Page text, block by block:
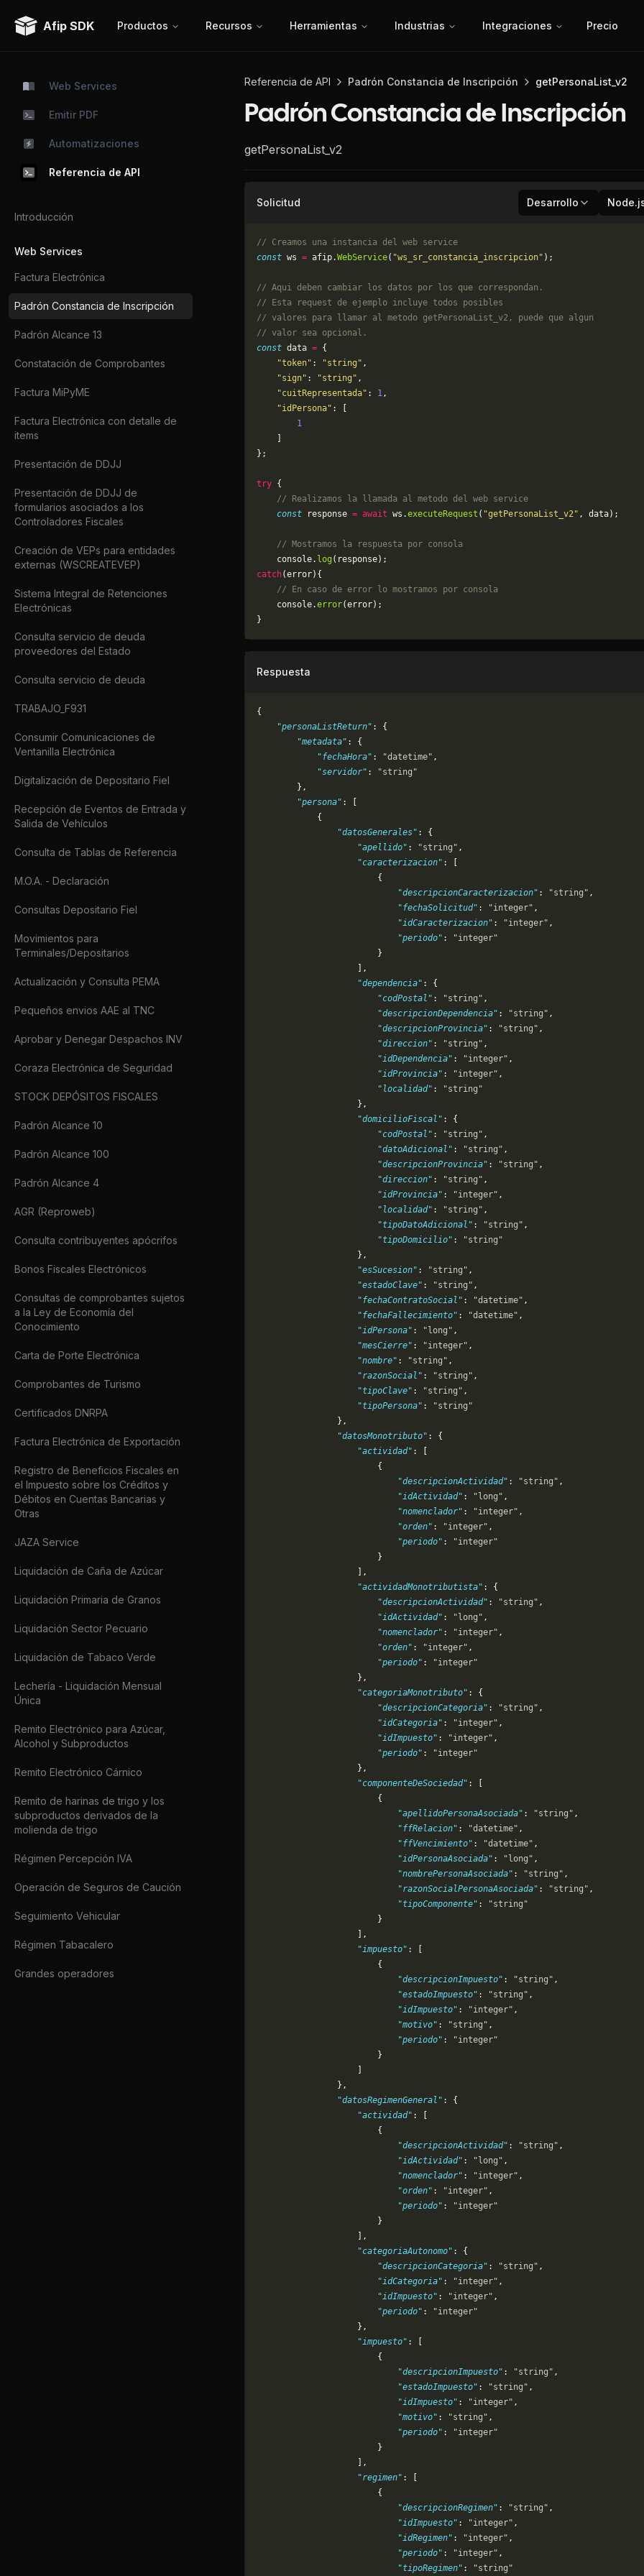
Afip SDK Productos Recursos Herramientas Industrias Integraciones Precio
Web Services
Emitir PDF
Automatizaciones
Referencia de API
Introducción
Web Services
Factura Electrónica
Padrón Constancia de Inscripción
Padrón Alcance 13
Constatación de Comprobantes
Factura MiPyME
Factura Electrónica con detalle de
items
Presentación de DDJJ
Presentación de DDJJ de
formularios asociados a los
Controladores Fiscales
Creación de VEPs para entidades
externas (WSCREATEVEP)
Sistema Integral de Retenciones
Electrónicas
Consulta servicio de deuda
proveedores del Estado
Consulta servicio de deuda
TRABAJO_F931
Consumir Comunicaciones de
Ventanilla Electrónica
Digitalización de Depositario Fiel
Recepción de Eventos de Entrada y
Salida de Vehículos
Consulta de Tablas de Referencia
M.O.A. - Declaración
Consultas Depositario Fiel
Movimientos para
Terminales/Depositarios
Actualización y Consulta PEMA
Pequeños envios AAE al TNC
Aprobar y Denegar Despachos INV
Coraza Electrónica de Seguridad
STOCK DEPÓSITOS FISCALES
Padrón Alcance 10
Padrón Alcance 100
Padrón Alcance 4
AGR (Reproweb)
Consulta contribuyentes apócrifos
Bonos Fiscales Electrónicos
Consultas de comprobantes sujetos
a la Ley de Economía del
Conocimiento
Carta de Porte Electrónica
Comprobantes de Turismo
Certificados DNRPA
Factura Electrónica de Exportación
Registro de Beneficios Fiscales en
el Impuesto sobre los Créditos y
Débitos en Cuentas Bancarias y
Otras
JAZA Service
Liquidación de Caña de Azúcar
Liquidación Primaria de Granos
Liquidación Sector Pecuario
Liquidación de Tabaco Verde
Lechería - Liquidación Mensual
Única
Remito Electrónico para Azúcar,
Alcohol y Subproductos
Remito Electrónico Cárnico
Remito de harinas de trigo y los
subproductos derivados de la
molienda de trigo
Régimen Percepción IVA
Operación de Seguros de Caución
Seguimiento Vehicular
Régimen Tabacalero
Grandes operadores
Referencia de API Padrón Constancia de Inscripción getPersonaList_v2
Padrón Constancia de Inscripción
getPersonaList_v2
Solicitud Desarrollo
// Creamos una instancia del web service
const ws = afip.WebService( "ws_sr_constancia_inscripcion" );
// Aqui deben cambiar los datos por los que correspondan.
// Esta request de ejemplo incluye todos posibles
// valores para llamar al metodo getPersonaList_v2, puede que algun
// valor sea opcional.
const data = {
    "token"
: "string" ,
    "sign"
: "string" ,
    "cuitRepresentada"
: 1,
    "idPersona"
: [
        1
};
try {
    // Realizamos la llamada al metodo del web service
    const
response = await ws.executeRequest ( "getPersonaList_v2" , data);
    // Mostramos la respuesta por consola
    console.
log (response);
catch(error){
    // En caso de error lo mostramos por consola
	console.
error(error);
}
Respuesta
{
    "personaListReturn"
: {
        "metadata"
: {
            "fechaHora"
: "datetime" ,
            "servidor"
:
"string"
        },
        "persona"
: [
            {
                "datosGenerales"
: {
                    "apellido"
: "string" ,
                    "caracterizacion"
: [
                        {
                            "descripcionCaracterizacion"
: "string" ,
                            "fechaSolicitud"
: "integer" ,
                            "idCaracterizacion"
: "integer" ,
                            "periodo"
:
"integer"
                        }
                    ],
                    "dependencia"
: {
                        "codPostal"
: "string" ,
                        "descripcionDependencia"
: "string" ,
                        "descripcionProvincia"
: "string" ,
                        "direccion"
: "string" ,
                        "idDependencia"
: "integer" ,
                        "idProvincia"
: "integer" ,
                        "localidad"
:
"string"
                    },
                    "domicilioFiscal"
: {
                        "codPostal"
: "string" ,
                        "datoAdicional"
: "string" ,
                        "descripcionProvincia"
: "string" ,
                        "direccion"
: "string" ,
                        "idProvincia"
: "integer" ,
                        "localidad"
: "string" ,
                        "tipoDatoAdicional"
: "string" ,
                        "tipoDomicilio"
:
"string"
                    },
                    "esSucesion"
: "string" ,
                    "estadoClave"
: "string" ,
                    "fechaContratoSocial"
: "datetime" ,
                    "fechaFallecimiento"
: "datetime" ,
                    "idPersona"
: "long" ,
                    "mesCierre"
: "integer" ,
                    "nombre"
: "string" ,
                    "razonSocial"
: "string" ,
                    "tipoClave"
: "string" ,
                    "tipoPersona"
:
"string"
                },
                "datosMonotributo"
: {
                    "actividad"
: [
                        {
                            "descripcionActividad"
: "string" ,
                            "idActividad"
: "long" ,
                            "nomenclador"
: "integer" ,
                            "orden"
: "integer" ,
                            "periodo"
:
"integer"
                        }
                    ],
                    "actividadMonotributista"
: {
                        "descripcionActividad"
: "string" ,
                        "idActividad"
: "long" ,
                        "nomenclador"
: "integer" ,
                        "orden"
: "integer" ,
                        "periodo"
:
"integer"
                    },
                    "categoriaMonotributo"
: {
                        "descripcionCategoria"
: "string" ,
                        "idCategoria"
: "integer" ,
                        "idImpuesto"
: "integer" ,
                        "periodo"
:
"integer"
                    },
                    "componenteDeSociedad"
: [
                        {
                            "apellidoPersonaAsociada"
: "string" ,
                            "ffRelacion"
: "datetime" ,
                            "ffVencimiento"
: "datetime" ,
                            "idPersonaAsociada"
: "long" ,
                            "nombrePersonaAsociada"
: "string" ,
                            "razonSocialPersonaAsociada"
: "string" ,
                            "tipoComponente"
:
"string"
                        }
                    ],
                    "impuesto"
: [
                        {
                            "descripcionImpuesto"
: "string" ,
                            "estadoImpuesto"
: "string" ,
                            "idImpuesto"
: "integer" ,
                            "motivo"
: "string" ,
                            "periodo"
:
"integer"
                        }
                },
                "datosRegimenGeneral"
: {
                    "actividad"
: [
                        {
                            "descripcionActividad"
: "string" ,
                            "idActividad"
: "long" ,
                            "nomenclador"
: "integer" ,
                            "orden"
: "integer" ,
                            "periodo"
:
"integer"
                        }
                    ],
                    "categoriaAutonomo"
: {
                        "descripcionCategoria"
: "string" ,
                        "idCategoria"
: "integer" ,
                        "idImpuesto"
: "integer" ,
                        "periodo"
:
"integer"
                    },
                    "impuesto"
: [
                        {
                            "descripcionImpuesto"
: "string" ,
                            "estadoImpuesto"
: "string" ,
                            "idImpuesto"
: "integer" ,
                            "motivo"
: "string" ,
                            "periodo"
:
"integer"
                        }
                    ],
                    "regimen"
: [
                        {
                            "descripcionRegimen"
: "string" ,
                            "idImpuesto"
: "integer" ,
                            "idRegimen"
: "integer" ,
                            "periodo"
: "integer" ,
                            "tipoRegimen"
: "string"